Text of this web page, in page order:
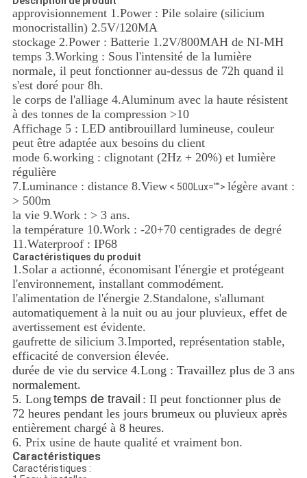
approvisionnement 1.Power : Pile solaire (silicium
monocristallin) 2.5V/120MA
stockage 2.Power : Batterie 1.2V/800MAH de NI-MH
temps 3.Working : Sous l'intensité de la lumière
normale, il peut fonctionner au-dessus de 72h quand il
s'est doré pour 8h.
le corps de l'alliage 4.Aluminum avec la haute résistent
à des tonnes de la compression >10
Affichage 5 : LED antibrouillard lumineuse, couleur
peut être adaptée aux besoins du client
mode 6.working : clignotant (2Hz + 20%) et lumière
régulière
7.Luminance : distance 8.View< 500Lux=""> légère avant :
> 500m
la vie 9.Work : > 3 ans.
la température 10.Work : -20+70 centigrades de degré
11.Waterproof : IP68
Caractéristiques du produit
1.Solar a actionné, économisant l'énergie et protégeant
l'environnement, installant commodément.
l'alimentation de l'énergie 2.Standalone, s'allumant
automatiquement à la nuit ou au jour pluvieux, effet de
avertissement est évidente.
gaufrette de silicium 3.Imported, représentation stable,
efficacité de conversion élevée.
durée de vie du service 4.Long : Travaillez plus de 3 ans
normalement.
5. Long temps de travail : Il peut fonctionner plus de
72 heures pendant les jours brumeux ou pluvieux après
entièrement chargé à 8 heures.
6. Prix usine de haute qualité et vraiment bon.
Caractéristiques
Caractéristiques :